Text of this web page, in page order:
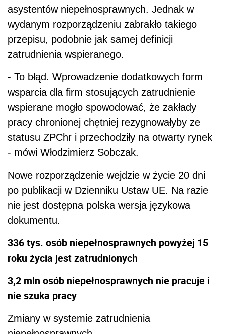
asystentów niepełnosprawnych. Jednak w
wydanym rozporządzeniu zabrakło takiego
przepisu, podobnie jak samej definicji
zatrudnienia wspieranego.
- To błąd. Wprowadzenie dodatkowych form
wsparcia dla firm stosujących zatrudnienie
wspierane mogło spowodować, że zakłady
pracy chronionej chętniej rezygnowałyby ze
statusu ZPChr i przechodziły na otwarty rynek
- mówi Włodzimierz Sobczak.
Nowe rozporządzenie wejdzie w życie 20 dni
po publikacji w Dzienniku Ustaw UE. Na razie
nie jest dostępna polska wersja językowa
dokumentu.
336tys. osób niepełnosprawnych powyżej 15
roku życia jest zatrudnionych
3,2 mln osób niepełnosprawnych nie pracuje i
nie szuka pracy
Zmiany w systemie zatrudnienia